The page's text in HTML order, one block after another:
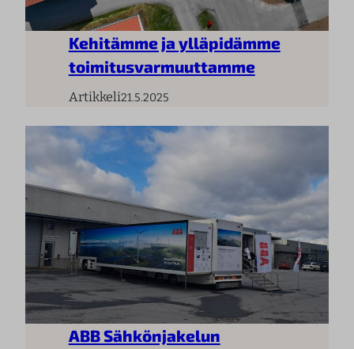
Kehitämme ja ylläpidämme
toimitusvarmuuttamme
Artikkeli21.5.2025
ABB Sähkönjakelun